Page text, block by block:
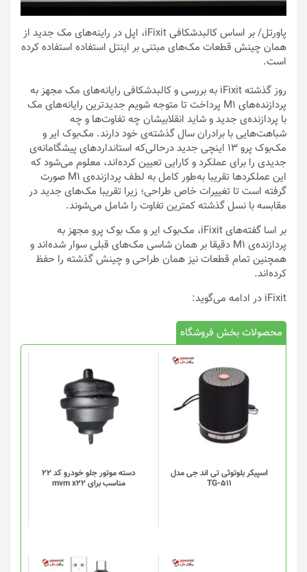
پاورتل
/ بر اساس کالبدشکافی iFixit، اپل در راینه‌های مک جدید از
همان چینش قطعات مک‌های مبتنی بر اینتل استفاده استفاده کرده
است.
روز گذشته iFixit به بررسی و کالبدشکافی‌ رایانه‌های مک مجهز به
پردازنده‌های M1 پرداخت تا متوجه شویم جدیدترین رایانه‌های مک
با پردازنده‌ی جدید و شاید انقلابیشان چه تفاوت‌ها و چه
شباهت‌هایی با برادران سال گذشته‌ی خود دارند. مک‌بوک ایر و
مک‌بوک پرو ۱۳ اینچی جدید درحالی‌که استانداردهای پیشگامانه‌ی
جدیدی را برای عملکرد و کارایی تعیین کرده‌اند، معلوم می‌شود که
این عملکردها تقریبا به‌طور کامل به لطف پردازنده‌ی M1 صورت
گرفته است تا تغییرات خاص طراحی؛ زیرا تقریبا مک‌های جدید در
مقابسه با نسل گذشته کمترین تفاوت را شامل می‌شوند.
بر اسا گفته‌های iFixit، مک‌بوک ایر و مک بوک پرو مجهز به
پردازنده‌ی M1 دقیقا بر همان شاسی مک‌های قبلی سوار شده‌اند و
همچنین تمام قطعات نیز همان طراحی و چینش گذشته را حفظ
کرده‌اند.
iFixit در ادامه می‌گوید:
محصولات بخش فروشگاه
اسپیکر بلوتوثی تی اند جی مدل
TG-511
دسته موتور جلو خودرو کد 22
مناسب برای mvm x22